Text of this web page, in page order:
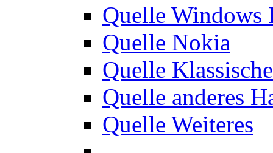
Quelle Windows
Quelle Nokia
Quelle
Quelle anderes
Quelle Weiteres